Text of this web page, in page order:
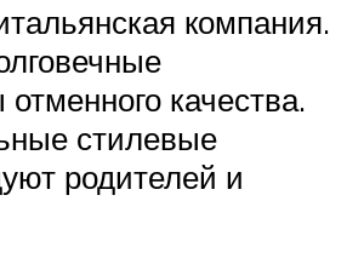
компания.
качества.
стилевые
родителей и